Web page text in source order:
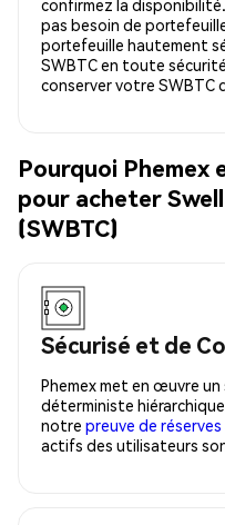
confirmez la
pas besoin de
portefeuille hautement
SWBTC en toute
conserver votre SWBTC
Pourquoi Phemex
pour acheter
(SWBTC)
Sécurisé et de
Phemex met en œuvre
déterministe
notre preuve de réserves
actifs des utilisateurs